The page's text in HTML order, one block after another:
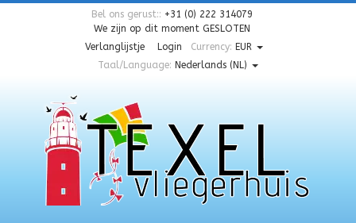
Bel ons gerust:: +31 (0) 222 314079
We zijn op dit moment GESLOTEN
Verlanglijstje
Login Currency: EUR
Taal/Language: Nederlands (NL)